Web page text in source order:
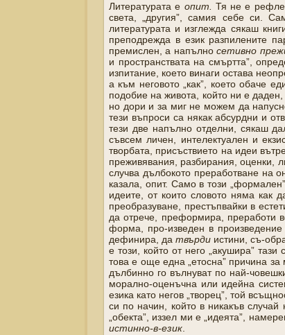
Литературата е опит. Тя не е
света, „другия”, самия себе си.
литературата и изглежда сякаш
преподрежда в език разпилените
премислен, а напълносетивно
и пространствата на смъртта”,
изпитание, което винаги остава
а към неговото „как”, което обаче
подобие на живота, който ни е
но дори и за миг не можем да
тези въпроси са някак абсурдни и
тези две напълно отделни, сякаш
съвсем личен, интелектуален и
творбата, присъствието на идеи
преживявания, разбирания, оценки,
случва дълбокото преработване на
казала, опит. Само в този
идеите, от които словото няма как
преобразуване, престъпвайки в
да отрече, преформира, преработи
форма, про-изведен в
дефинира, да твърди истини, съ-
е този, който от него „акушира”
това е още една „етосна” причина
дълбинно го вълнуват по най-
морално-оценъчна или идейна
езика като негов „творец”, той
си по начин, който в никакъв случай
„обекта”, иззел ми е „идеята”,
истинно-в-език.